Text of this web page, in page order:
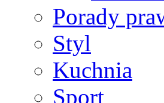
Porady
Styl
Kuchnia
Sport